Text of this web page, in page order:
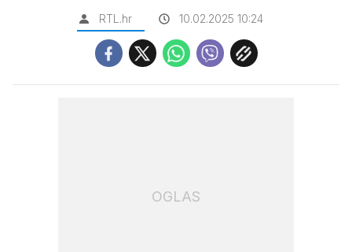
RTL.hr 10.02.2025 10:24
OGLAS